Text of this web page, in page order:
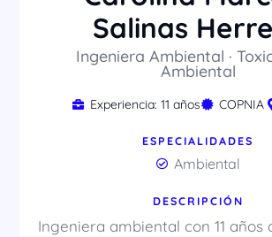
Salinas
Ingeniera Ambiental ·
Ambiental
Experiencia: 11 años COPNIA
ESPECIALIDADES
Ambiental
DESCRIPCIÓN
Ingeniera ambiental con 11 años